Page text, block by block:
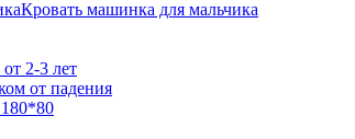
Кровать машинка для мальчика
2-3 лет
от падения